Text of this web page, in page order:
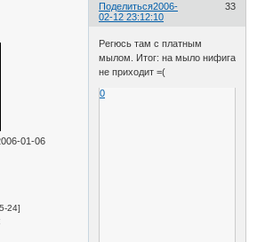
Поделиться 33
2006-
02-12 23:12:10
01-06
24]
Регюсь там с платным
мылом. Итог: на мыло нифига
не приходит =(
0